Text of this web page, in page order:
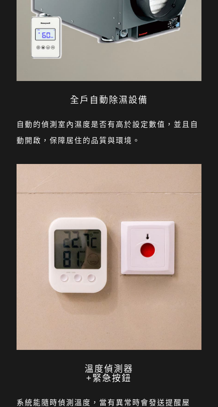
全戶自動除濕設備
自動的偵測室內濕度是否有高於設定數值，並且自
動開啟，保障居住的品質與環境。
溫度偵測器
+緊急按鈕
系統能隨時偵測溫度，當有異常時會發送提醒屋